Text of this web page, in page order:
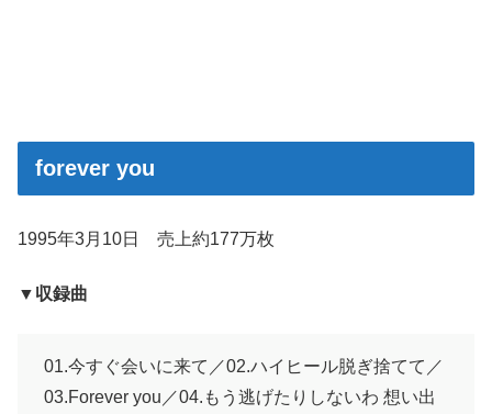
forever you
1995年3月10日 売上約177万枚
▼収録曲
01.今すぐ会いに来て／02.ハイヒール脱ぎ捨てて／
03.Forever you／04.もう逃げたりしないわ 想い出